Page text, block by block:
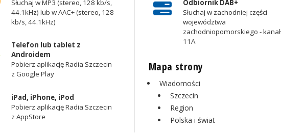
Słuchaj w MP3 (stereo, 128 kb/s,
44.1kHz) lub w AAC+ (stereo, 128
kb/s, 44.1kHz)
Telefon lub tablet z
Androidem
Pobierz aplikację Radia Szczecin
z Google Play
iPad, iPhone, iPod
Pobierz aplikację Radia Szczecin
z AppStore
Odbiornik DAB+
Słuchaj w zachodniej części
województwa
zachodniopomorskiego - kanał
11A
Mapa strony
Wiadomości
Szczecin
Region
Polska i świat